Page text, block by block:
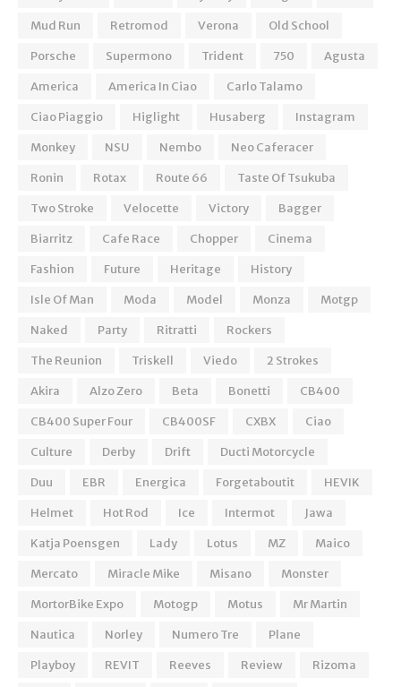
Mud Run
Retromod Verona
Old School
Porsche
Supermono Trident 750
Agusta
America
America In Ciao
Carlo Talamo
Ciao Piaggio
Higlight Husaberg
Instagram
Monkey
NSU Nembo
Neo Caferacer
Ronin
Rotax Route 66
Taste Of Tsukuba
Two Stroke
Velocette Victory
Bagger
Biarritz
Cafe Race Chopper
Cinema
Fashion
Future Heritage
History
Isle Of Man
Moda Model Monza
Motgp
Naked
Party Ritratti
Rockers
The Reunion
Triskell Viedo
2 Strokes
Akira
Alzo Zero Beta Bonetti
CB400
CB400 Super Four
CB400SF CXBX
Ciao
Culture
Derby Drift
Ducti Motorcycle
Duu
EBR Energica Forgetaboutit
HEVIK
Helmet
Hot Rod Ice Intermot
Jawa
Katja Poensgen
Lady Lotus MZ
Maico
Mercato
Miracle Mike Misano
Monster
MortorBike Expo
Motogp Motus
Mr Martin
Nautica
Norley Numero Tre
Plane
Playboy
REVIT Reeves Review Rizoma